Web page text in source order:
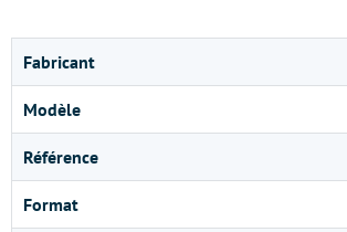
Fabricant
Modèle
Référence
Format